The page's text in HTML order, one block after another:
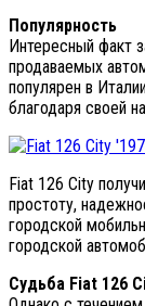
Популярность
Интересный факт
продаваемых
популярен в
благодаря своей
Fiat 126 City
простоту,
городской
городской
Судьба Fiat 126